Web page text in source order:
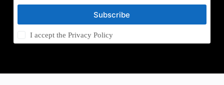
Subscribe
I accept thePrivacy Policy